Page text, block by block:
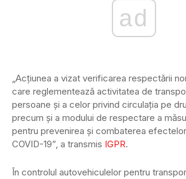
ad
„Acţiunea a vizat verificarea respectării
care reglementează activitatea de
persoane şi a celor privind circulaţia pe
precum şi a modului de respectare a
pentru prevenirea şi combaterea
COVID-19”, a transmis IGPR.
În controlul autovehiculelor pentru